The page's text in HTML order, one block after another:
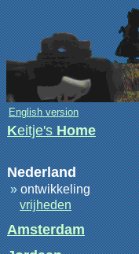
English version
Keitje'sHome
Nederland
»ontwikkeling
vrijheden
Amsterdam